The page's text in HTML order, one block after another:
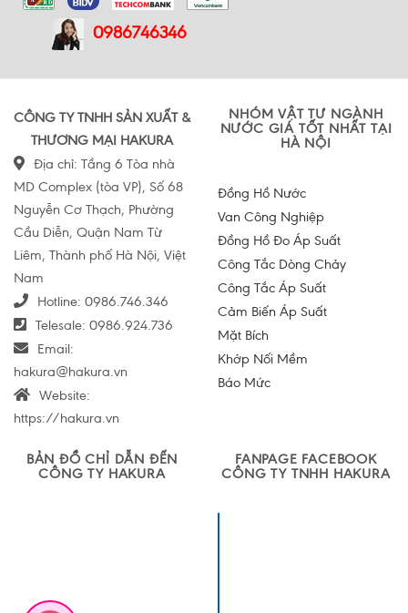
0986746346
CÔNG TY TNHH SẢN XUẤT &
THƯƠNG MẠI HAKURA
Địa chỉ: Tầng 6 Tòa nhà
MD Complex (tòa VP), Số 68
Nguyễn Cơ Thạch, Phường
Cầu Diễn, Quận Nam Từ
Liêm, Thành phố Hà Nội, Việt
Nam
Hotline: 0986.746.346
Telesale: 0986.924.736
Email:
hakura@hakura.vn
Website:
https://hakura.vn
NHÓM VẬT TƯ NGÀNH
NƯỚC GIÁ TỐT NHẤT TẠI
HÀ NỘI
Đồng Hồ Nước
Van Công Nghiệp
Đồng Hồ Đo Áp Suất
Công Tắc Dòng Chảy
Công Tắc Áp Suất
Cảm Biến Áp Suất
Mặt Bích
Khớp Nối Mềm
Báo Mức
BẢN ĐỒ CHỈ DẪN ĐẾN
CÔNG TY HAKURA
FANPAGE FACEBOOK
CÔNG TY TNHH HAKURA